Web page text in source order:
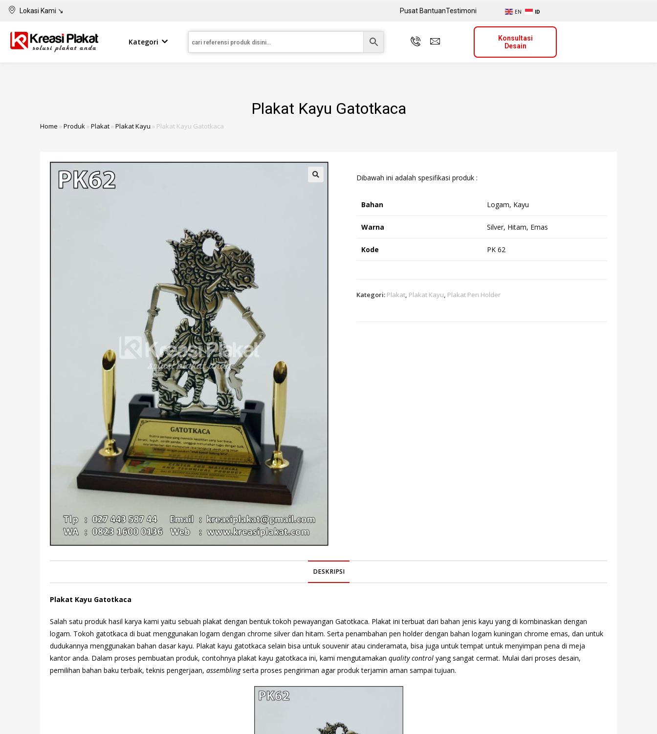
Lokasi Kami ↘ Pusat BantuanTestimoni EN ID
Kategori
Konsultasi
Desain
Plakat Kayu Gatotkaca
Home » Produk» Plakat» Plakat Kayu » Plakat Kayu Gatotkaca
Dibawah ini adalah spesifikasi produk :
Bahan Logam, Kayu
Warna Silver, Hitam, Emas
Kode PK 62
Kategori: Plakat, Plakat Kayu, Plakat Pen Holder
DESKRIPSI
Plakat Kayu Gatotkaca
Salah satu produk hasil karya kami yaitu sebuah plakat dengan bentuk tokoh pewayangan Gatotkaca. Plakat ini terbuat dari bahan jenis kayu yang di kombinaskan dengan
logam. Tokoh gatotkaca di buat menggunakan logam dengan chrome silver dan hitam. Serta penambahan pen holder dengan bahan logam kuningan chrome emas, dan untuk
dudukannya menggunakan bahan dasar kayu. Plakat kayu gatotkaca selain bisa untuk souvenir atau cinderamata, bisa juga untuk tempat untuk menyimpan pena di meja
kantor anda. Dalam proses pembuatan produk, contohnya plakat kayu gatotkaca ini, kami mengutamakan quality control yang sangat cermat. Mulai dari proses desain,
pemilihan bahan baku terbaik, teknis pengerjaan, assemblingserta proses pengiriman agar produk terjamin aman sampai tujuan.